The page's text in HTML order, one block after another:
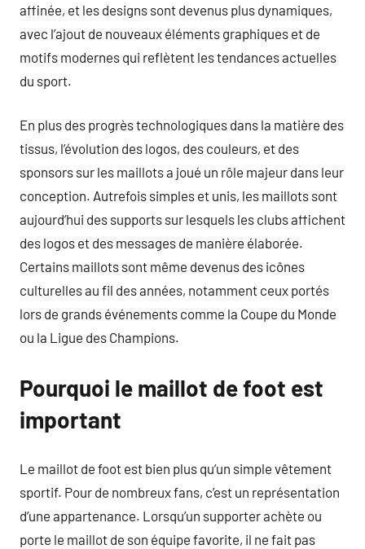
affinée, et les designs sont devenus plus dynamiques,
avec l’ajout de nouveaux éléments graphiques et de
motifs modernes qui reflètent les tendances actuelles
du sport.
En plus des progrès technologiques dans la matière des
tissus, l’évolution des logos, des couleurs, et des
sponsors sur les maillots a joué un rôle majeur dans leur
conception. Autrefois simples et unis, les maillots sont
aujourd’hui des supports sur lesquels les clubs affichent
des logos et des messages de manière élaborée.
Certains maillots sont même devenus des icônes
culturelles au fil des années, notamment ceux portés
lors de grands événements comme la Coupe du Monde
ou la Ligue des Champions.
Pourquoi le maillot de foot est
important
Le maillot de foot est bien plus qu’un simple vêtement
sportif. Pour de nombreux fans, c’est un représentation
d’une appartenance. Lorsqu’un supporter achète ou
porte le maillot de son équipe favorite, il ne fait pas